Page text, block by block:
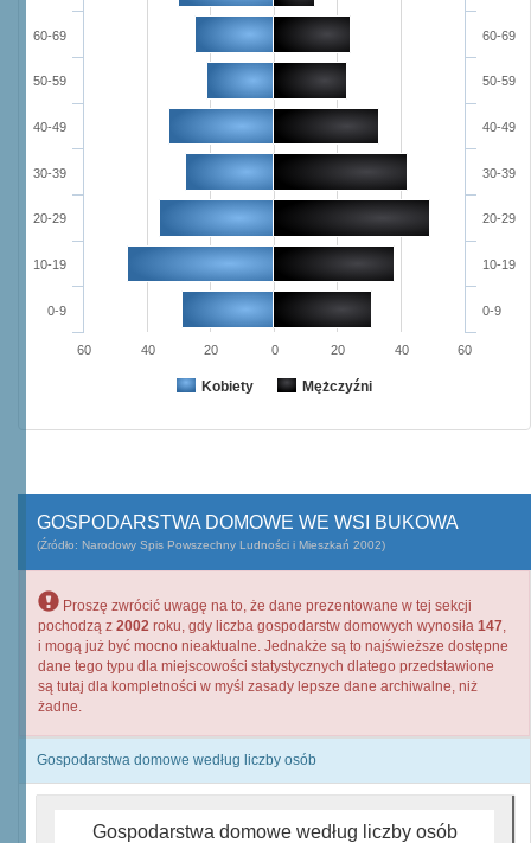
Kobiety Mężczyźni
0-9
10-19
20-29
30-39
40-49
50-59
60-69
0-9
10-19
20-29
30-39
40-49
50-59
60-69
60 40 20 0 20 40 60
GOSPODARSTWA DOMOWE WE WSI BUKOWA
(Źródło: Narodowy Spis Powszechny Ludności i Mieszkań 2002)
Proszę zwrócić uwagę na to, że dane prezentowane w tej sekcji
pochodzą z 2002 roku, gdy liczba gospodarstw domowych wynosiła 147,
i mogą już być mocno nieaktualne. Jednakże są to najświeższe dostępne
dane tego typu dla miejscowości statystycznych dlatego przedstawione
są tutaj dla kompletności w myśl zasady lepsze dane archiwalne, niż
żadne.
Gospodarstwa domowe według liczby osób
Gospodarstwa domowe według liczby osób